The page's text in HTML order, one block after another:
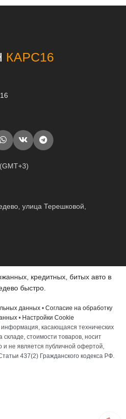
КАРС16
улица Терешковой,
кредитных, битых авто в
быстро.
данных• Согласие на обработку
• Настройки Cookie
касающаяся технических
складе, стоимости товаров, носит
не является публичной офертой,
437(2) Гражданского кодекса РФ.